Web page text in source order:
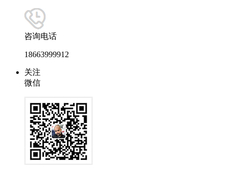
咨询电话
18663999912
关注
微信